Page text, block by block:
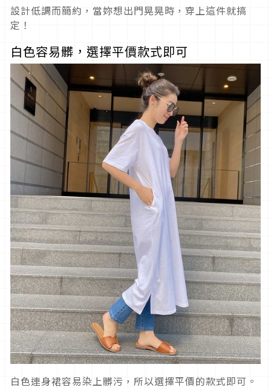
設計低調而簡約，當妳想出門晃晃時，穿上這件就搞
定！
白色容易髒，選擇平價款式即可
白色連身裙容易染上髒污，所以選擇平價的款式即可。